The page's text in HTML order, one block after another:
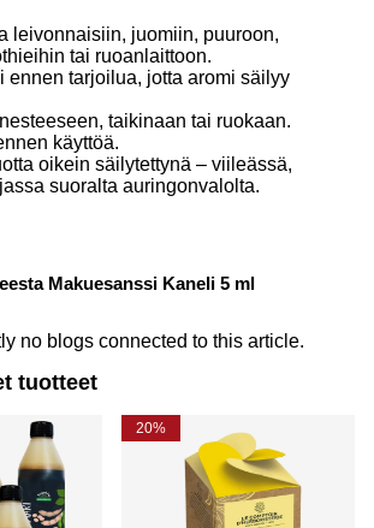
leivonnaisiin, juomiin, puuroon,
tai ruoanlaittoon.
ennen tarjoilua, jotta aromi säilyy
taikinaan tai ruokaan.
käyttöä.
oikein säilytettynä – viileässä,
suoralta auringonvalolta.
Makuesanssi Kaneli 5 ml
no blogs connected to this article.
tuotteet
20%